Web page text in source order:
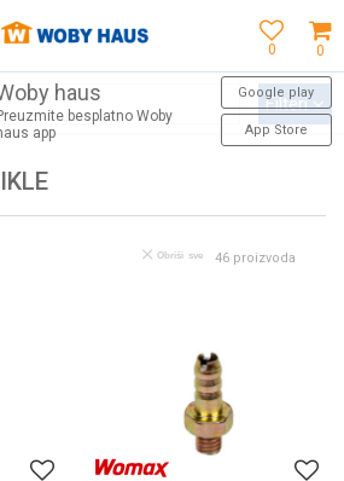
0
0
haus
besplatno Woby
app
Google play
App Store
NAGRAĐUJE SVAKU KUPOVINU!
Filteri
46 proizvoda
Obriši sve